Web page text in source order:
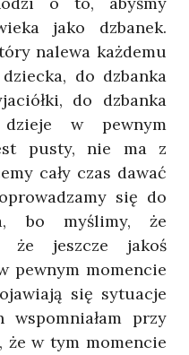
jako dzbanek.
nalewa każdemu
do dzbanka
do dzbanka
w pewnym
pusty, nie ma z
cały czas dawać
się do
bo myślimy, że
że jeszcze jakoś
pewnym momencie
się sytuacje
przy
że w tym momencie